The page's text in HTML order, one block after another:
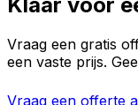
Vraag een gratis
een vaste prijs.
Vraag een offerte